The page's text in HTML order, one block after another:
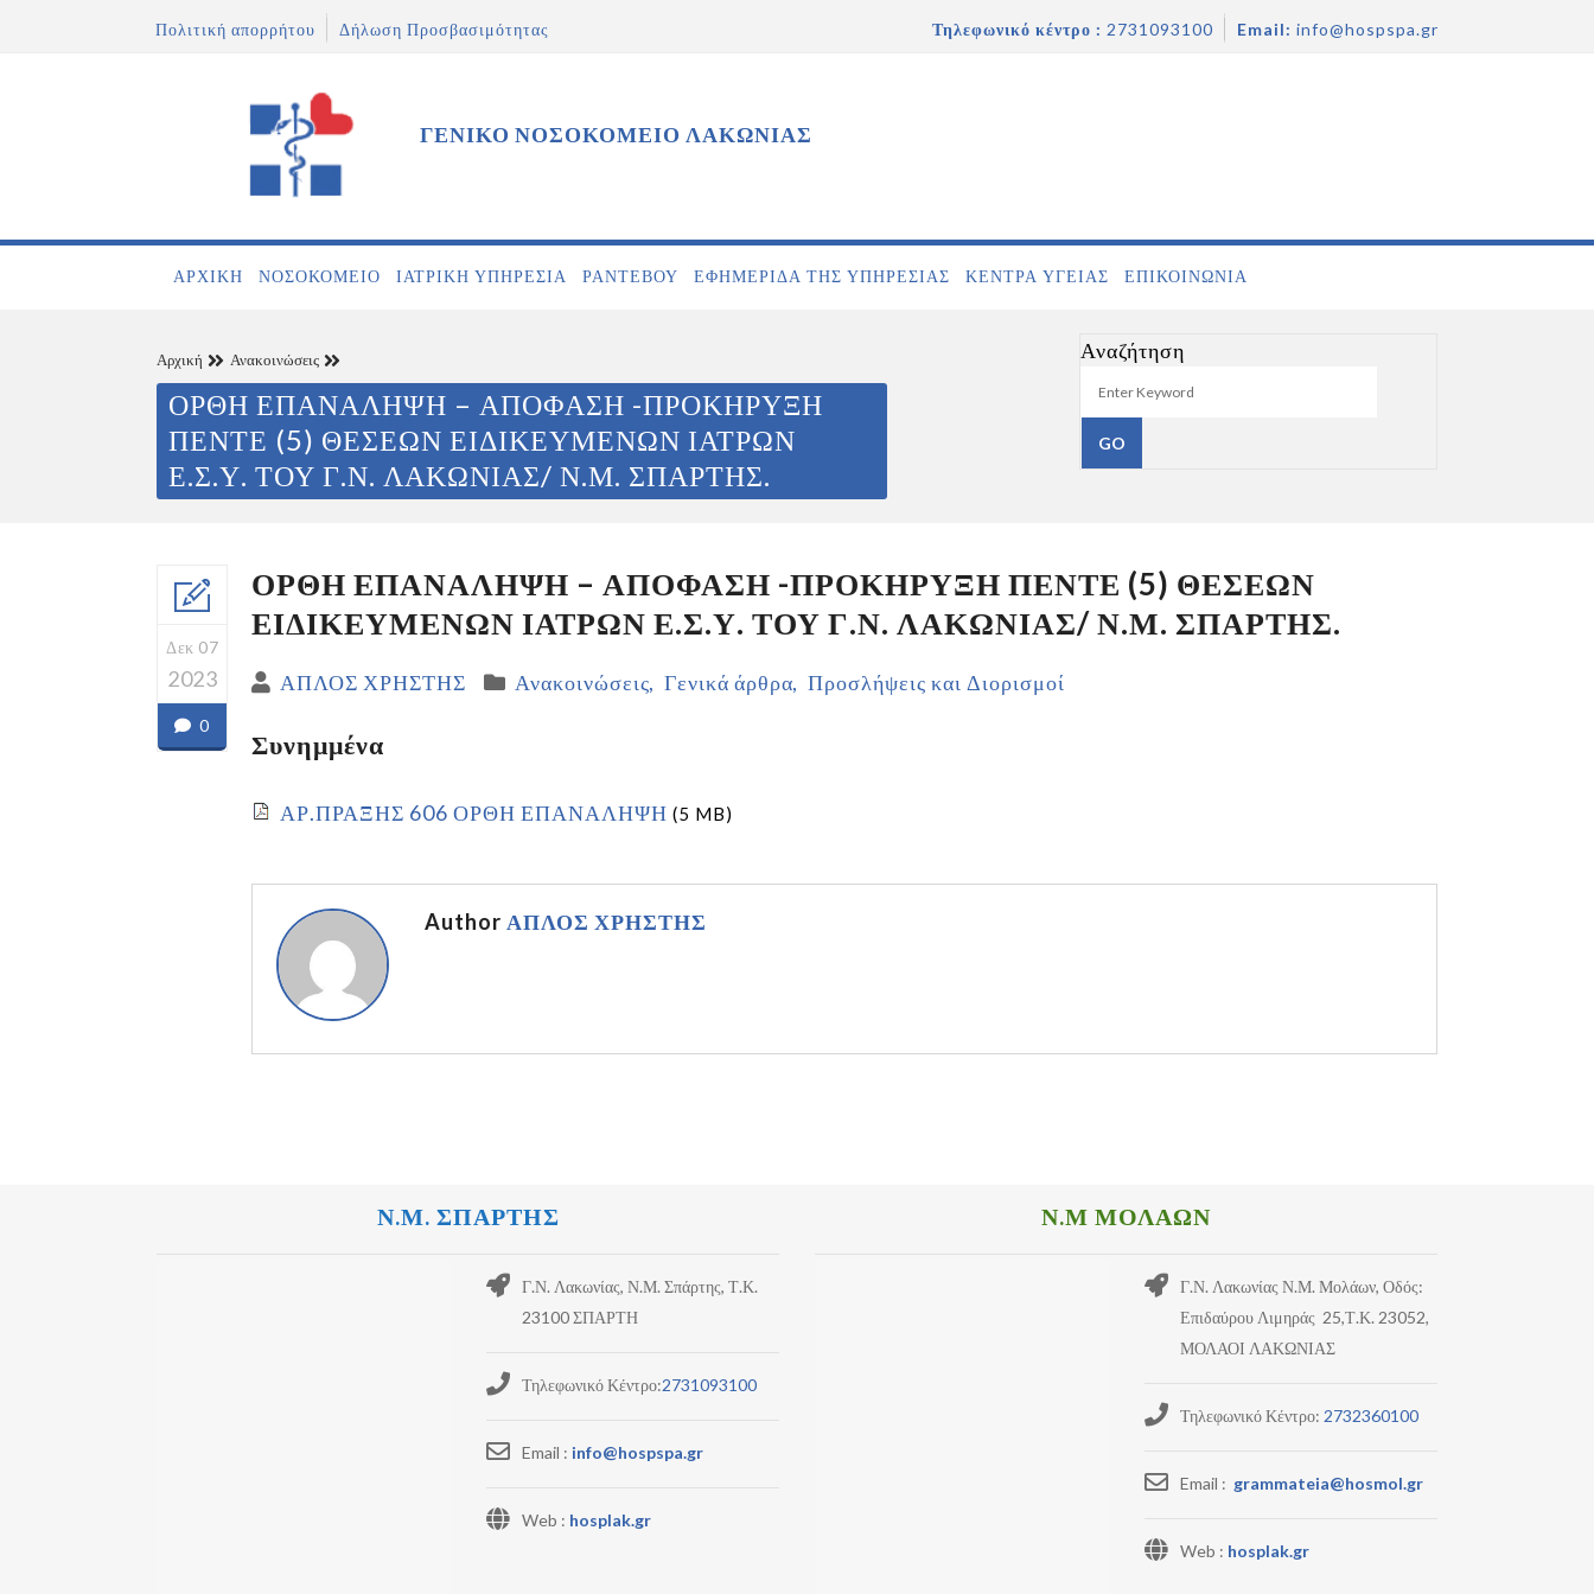
Πολιτική απορρήτου Δήλωση Προσβασιμότητας Τηλεφωνικό κέντρο : 2731093100 Email: info@hospspa.gr
ΓΕΝΙΚΟ ΝΟΣΟΚΟΜΕΙΟ ΛΑΚΩΝΙΑΣ
ΑΡΧΙΚΉ ΝΟΣΟΚΟΜΕΊΟ ΙΑΤΡΙΚΉ ΥΠΗΡΕΣΊΑ ΡΑΝΤΕΒΟΎ ΕΦΗΜΕΡΊΔΑ ΤΗΣ ΥΠΗΡΕΣΊΑΣ ΚΕΝΤΡΑ ΥΓΕΙΑΣ ΕΠΙΚΟΙΝΩΝΊΑ
Αρχική Ανακοινώσεις
ΟΡΘΗ ΕΠΑΝΑΛΗΨΗ – ΑΠΟΦΑΣΗ -ΠΡΟΚΗΡΥΞΗ
ΠΕΝΤΕ (5) ΘΕΣΕΩΝ ΕΙΔΙΚΕΥΜΕΝΩΝ ΙΑΤΡΩΝ
Ε.Σ.Υ. ΤΟΥ Γ.Ν. ΛΑΚΩΝΙΑΣ/ Ν.Μ. ΣΠΑΡΤΗΣ.
Αναζήτηση
Δεκ 07
2023
0
ΟΡΘΗ ΕΠΑΝΑΛΗΨΗ – ΑΠΟΦΑΣΗ -ΠΡΟΚΗΡΥΞΗ ΠΕΝΤΕ (5) ΘΕΣΕΩΝ
ΕΙΔΙΚΕΥΜΕΝΩΝ ΙΑΤΡΩΝ Ε.Σ.Υ. ΤΟΥ Γ.Ν. ΛΑΚΩΝΙΑΣ/ Ν.Μ. ΣΠΑΡΤΗΣ.
ΑΠΛΟΣ ΧΡΗΣΤΗΣ Ανακοινώσεις Γενικά άρθρα Προσλήψεις και Διορισμοί
Συνημμένα
ΑΡ.ΠΡΑΞΗΣ 606 ΟΡΘΗ ΕΠΑΝΑΛΗΨΗ (5 MB)
Author ΑΠΛΟΣ ΧΡΗΣΤΗΣ
Ν.Μ. ΣΠΑΡΤΗΣ Ν.Μ ΜΟΛΑΩΝ
Γ.Ν. Λακωνίας, Ν.Μ. Σπάρτης, Τ.Κ.
23100 ΣΠΑΡΤΗ
Τηλεφωνικό Κέντρο:2731093100
Email : info@hospspa.gr
Web : hosplak.gr
Γ.Ν. Λακωνίας Ν.Μ. Μολάων, Οδός:
Επιδαύρου Λιμηράς 25,Τ.Κ. 23052,
ΜΟΛΑΟΙ ΛΑΚΩΝΙΑΣ
Τηλεφωνικό Κέντρο: 2732360100
Email : grammateia@hosmol.gr
Web : hosplak.gr